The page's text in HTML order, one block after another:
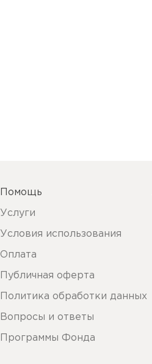
Помощь
Услуги
Условия использования
Оплата
Публичная оферта
Политика обработки данных
Вопросы и ответы
Программы Фонда